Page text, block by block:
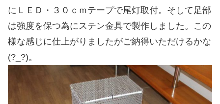
にＬＥＤ・３０ｃｍテープで尾灯取付。そして足部
は強度を保つ為にステン金具で製作しました。この
様な感じに仕上がりましたがご納得いただけるかな
(?_?)。